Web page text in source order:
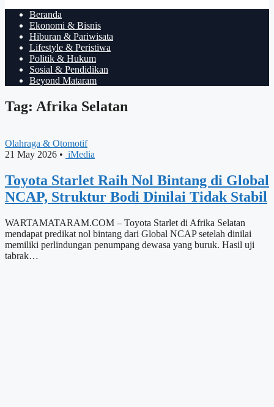
Beranda
Ekonomi & Bisnis
Hiburan & Pariwisata
Lifestyle & Peristiwa
Politik & Hukum
Sosial & Pendidikan
Beyond Mataram
Tag: Afrika Selatan
Olahraga & Otomotif
21 May 2026 • iMedia
Toyota Starlet Raih Nol Bintang di Global
NCAP, Struktur Bodi Dinilai Tidak Stabil
WARTAMATARAM.COM – Toyota Starlet di Afrika Selatan
mendapat predikat nol bintang dari Global NCAP setelah dinilai
memiliki perlindungan penumpang dewasa yang buruk. Hasil uji
tabrak…